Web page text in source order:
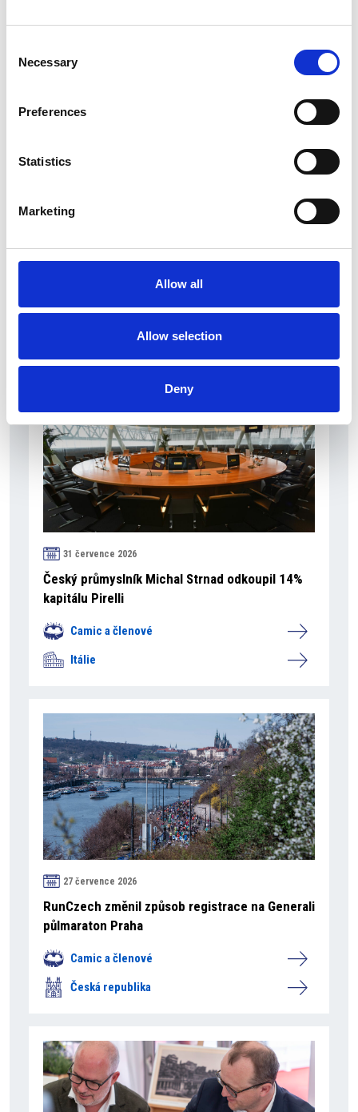
Selection
Necessary
Preferences
Statistics
Marketing
Allow all
Allow selection
Deny
Fattoria, De Longhi Praga, Paul’s Bohemia Trading,
Italia Arte Fest, Sardegna Travel, WIC Prague,
Harazym.com, Immobiliare Karlův Most e il coro I
Piccoli Musici.
Zdroj: Camic
31 července 2026
Český průmyslník Michal Strnad odkoupil 14%
kapitálu Pirelli
Camic a členové
Itálie
27 července 2026
RunCzech změnil způsob registrace na Generali
půlmaraton Praha
Camic a členové
Česká republika